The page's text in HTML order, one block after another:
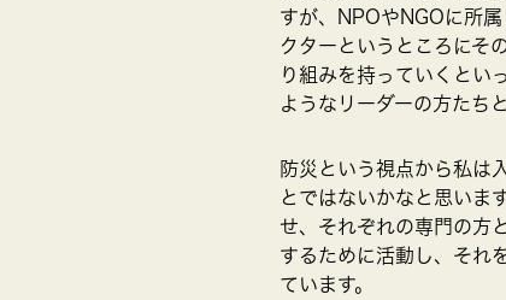
すが、NPOやNGOに所
クターというところにそ
り組みを持っていくとい
ようなリーダーの方たち
防災という視点から私は
とではないかなと思いま
せ、それぞれの専門の方
するために活動し、それ
ています。